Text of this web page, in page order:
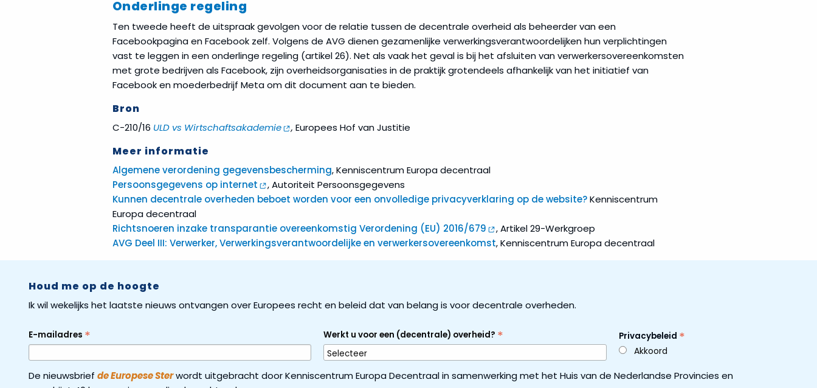
Onderlinge regeling
Ten tweede heeft de uitspraak gevolgen voor de relatie tussen de decentrale overheid als beheerder van een
Facebookpagina en Facebook zelf. Volgens de AVG dienen gezamenlijke verwerkingsverantwoordelijken hun verplichtingen
vast te leggen in een onderlinge regeling (artikel 26). Net als vaak het geval is bij het afsluiten van verwerkersovereenkomsten
met grote bedrijven als Facebook, zijn overheidsorganisaties in de praktijk grotendeels afhankelijk van het initiatief van
Facebook en moederbedrijf Meta om dit document aan te bieden.
Bron
C-210/16 ULD vs Wirtschaftsakademie ,Europees Hof van Justitie
Meer informatie
Algemene verordening gegevensbescherming, Kenniscentrum Europa decentraal
Persoonsgegevens op internet
, Autoriteit Persoonsgegevens
Kunnen decentrale overheden beboet worden voor een onvolledige privacyverklaring op de website?Kenniscentrum
Europa decentraal
Richtsnoeren inzake transparantie overeenkomstig Verordening (EU) 2016/679
, Artikel 29-Werkgroep
AVG Deel III: Verwerker, Verwerkingsverantwoordelijke en verwerkersovereenkomst, Kenniscentrum Europa decentraal
Houd me op de hoogte
Ik wil wekelijks het laatste nieuws ontvangen over Europees recht en beleid dat van belang is voor decentrale overheden.
E-mailadres * Werkt u voor een (decentrale) overheid? * Privacybeleid *
Akkoord
De nieuwsbrief de Europese Sterwordt uitgebracht door Kenniscentrum Europa Decentraal in samenwerking met het Huis van de Nederlandse Provincies en